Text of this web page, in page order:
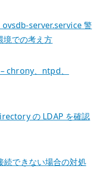
server.service 警
での考え方
chrony、ntpd、
の LDAP を確認
続できない場合の対処